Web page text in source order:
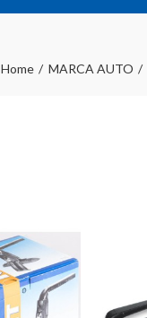
Home MARCA AUTO